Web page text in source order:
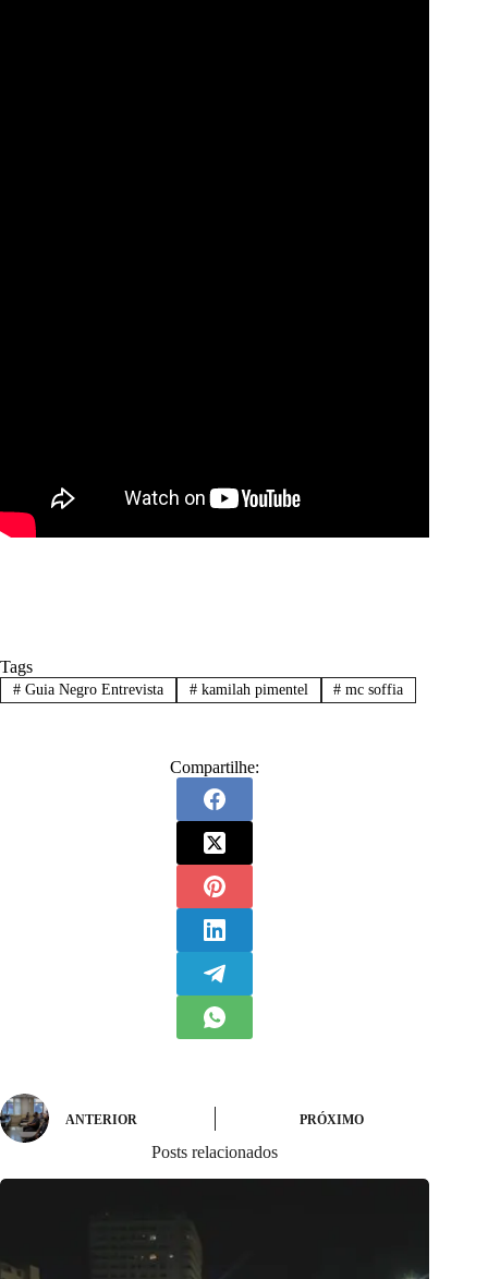
Tags
#Guia Negro Entrevista #kamilah pimentel # mc soffia
Compartilhe:
ANTERIOR PRÓXIMO
Posts relacionados